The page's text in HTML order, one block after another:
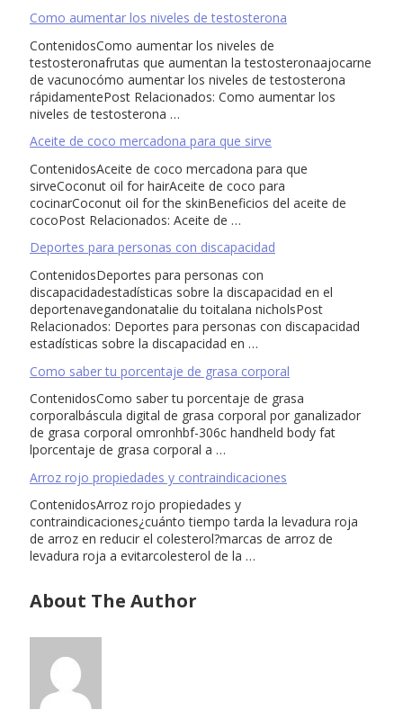
Como aumentar los niveles de testosterona
ContenidosComo aumentar los niveles de
testosteronafrutas que aumentan la testosteronaajocarne
de vacunocómo aumentar los niveles de testosterona
rápidamentePost Relacionados: Como aumentar los
niveles de testosterona …
Aceite de coco mercadona para que sirve
ContenidosAceite de coco mercadona para que
sirveCoconut oil for hairAceite de coco para
cocinarCoconut oil for the skinBeneficios del aceite de
cocoPost Relacionados: Aceite de …
Deportes para personas con discapacidad
ContenidosDeportes para personas con
discapacidadestadísticas sobre la discapacidad en el
deportenavegandonatalie du toitalana nicholsPost
Relacionados: Deportes para personas con discapacidad
estadísticas sobre la discapacidad en …
Como saber tu porcentaje de grasa corporal
ContenidosComo saber tu porcentaje de grasa
corporalbáscula digital de grasa corporal por ganalizador
de grasa corporal omronhbf-306c handheld body fat
lporcentaje de grasa corporal a …
Arroz rojo propiedades y contraindicaciones
ContenidosArroz rojo propiedades y
contraindicaciones¿cuánto tiempo tarda la levadura roja
de arroz en reducir el colesterol?marcas de arroz de
levadura roja a evitarcolesterol de la …
About The Author